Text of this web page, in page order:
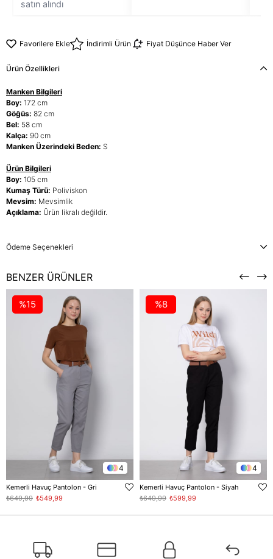
satın alındı
Favorilere Ekle İndirimli Ürün Fiyat Düşünce Haber Ver
Ürün Özellikleri
Manken Bilgileri
Boy: 172 cm
Göğüs: 82 cm
Bel: 58 cm
Kalça: 90 cm
Manken Üzerindeki Beden: S
Ürün Bilgileri
Boy: 105 cm
Kumaş Türü: Poliviskon
Mevsim: Mevsimlik
Açıklama: Ürün likralı değildir.
Ödeme Seçenekleri
BENZER ÜRÜNLER
4
Kemerli Havuç Pantolon - Gri
₺549,99
₺649,99
%15
4
Kemerli Havuç Pantolon - Siyah
₺599,99
₺649,99
%8